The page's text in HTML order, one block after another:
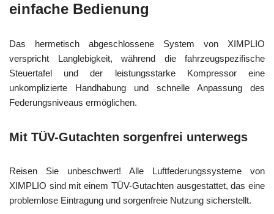
einfache Bedienung
Das hermetisch abgeschlossene System von XIMPLIO
verspricht Langlebigkeit, während die fahrzeugspezifische
Steuertafel und der leistungsstarke Kompressor eine
unkomplizierte Handhabung und schnelle Anpassung des
Federungsniveaus ermöglichen.
Mit TÜV-Gutachten sorgenfrei unterwegs
Reisen Sie unbeschwert! Alle Luftfederungssysteme von
XIMPLIO sind mit einem TÜV-Gutachten ausgestattet, das eine
problemlose Eintragung und sorgenfreie Nutzung sicherstellt.